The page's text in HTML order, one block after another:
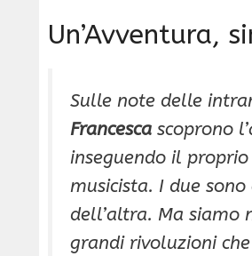
Un’Avventura,
Sulle note delle
Francesca scoprono
inseguendo il
musicista. I due
dell’altra. Ma siamo
grandi rivoluzioni